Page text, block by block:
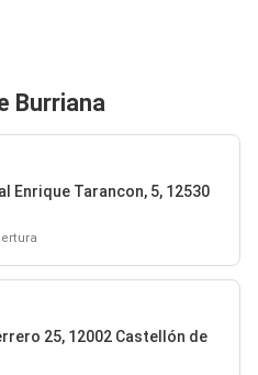
Burriana
Enrique Tarancon, 5, 12530
25, 12002 Castellón de